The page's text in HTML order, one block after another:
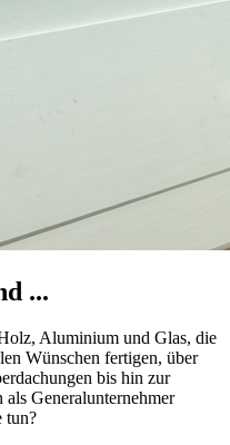
...
Aluminium und Glas, die
Wünschen fertigen, über
bis hin zur
Generalunternehmer
tun?